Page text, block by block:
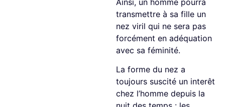
Ainsi, un homme pourra
transmettre à sa fille un
nez viril qui ne sera pas
forcément en adéquation
avec sa féminité.
La forme du nez a
toujours suscité un interêt
chez l’homme depuis la